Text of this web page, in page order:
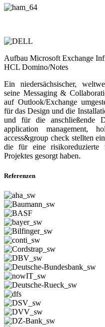
Aufbau Microsoft Exchange
HCL Domino/Notes
Ein niedersächsischer,
seine Messaging &
auf Outlook/Exchange
für das Design und die
und für die anschließende
application management,
access&group check stellten
die für eine risikoreduzierte
Projektes gesorgt haben.
Referenzen